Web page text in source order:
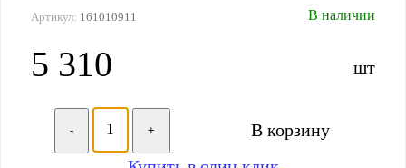
Артикул: 161010911 В наличии
5 310 шт
- +
В корзину